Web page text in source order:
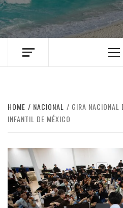
HOME NACIONAL
GIRA NACIONAL
INFANTIL DE MÉXICO